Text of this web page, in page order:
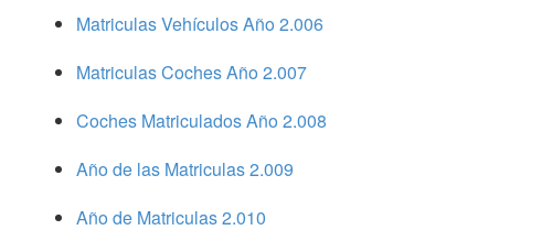
Matriculas Vehículos Año 2.006
Matriculas Coches Año 2.007
Coches Matriculados Año 2.008
Año de las Matriculas 2.009
Año de Matriculas 2.010